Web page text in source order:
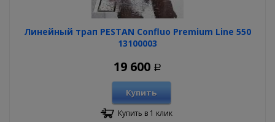
Линейный трап PESTAN Confluo Premium Line 550
13100003
19 600 Р
Купить
Купить в 1 клик